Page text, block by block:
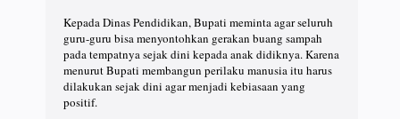
Kepada Dinas Pendidikan, Bupati meminta agar seluruh
guru-guru bisa menyontohkan gerakan buang sampah
pada tempatnya sejak dini kepada anak didiknya. Karena
menurut Bupati membangun perilaku manusia itu harus
dilakukan sejak dini agar menjadi kebiasaan yang
positif.